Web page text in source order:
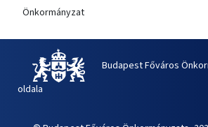
Önkormányzat
Budapest Főváros
oldala